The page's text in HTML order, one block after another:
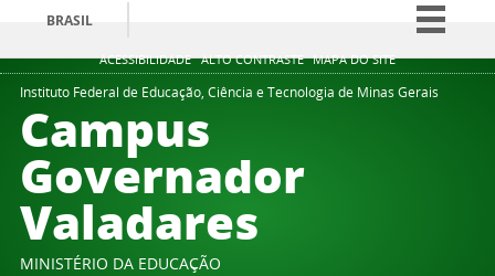
ACESSIBILIDADE ALTO CONTRASTE MAPA DO SITE
BRASIL
Simplifique!
Comunica BR
Instituto Federal de Educação, Ciência e Tecnologia de Minas Gerais
Campus
Governador
Valadares
MINISTÉRIO DA EDUCAÇÃO